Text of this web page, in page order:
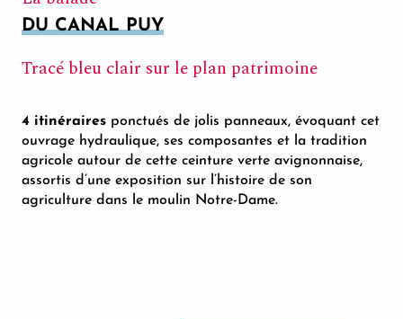
DU CANAL PUY
Tracé bleu clair sur le plan patrimoine
4 itinéraires ponctués de jolis panneaux, évoquant cet
ouvrage hydraulique, ses composantes et la tradition
agricole autour de cette ceinture verte avignonnaise,
assortis d’une exposition sur l’histoire de son
agriculture dans le moulin Notre-Dame.